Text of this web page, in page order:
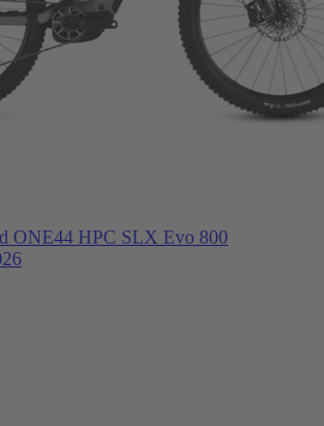
ONE44 HPC SLX Evo 800